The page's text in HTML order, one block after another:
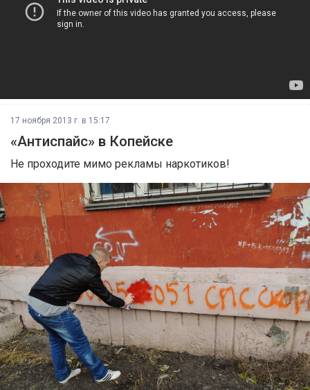
17 ноября 2013 г. в 15:17
«Антиспайс» в Копейске
Не проходите мимо рекламы наркотиков!